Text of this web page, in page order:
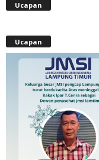
Ucapan
Ucapan